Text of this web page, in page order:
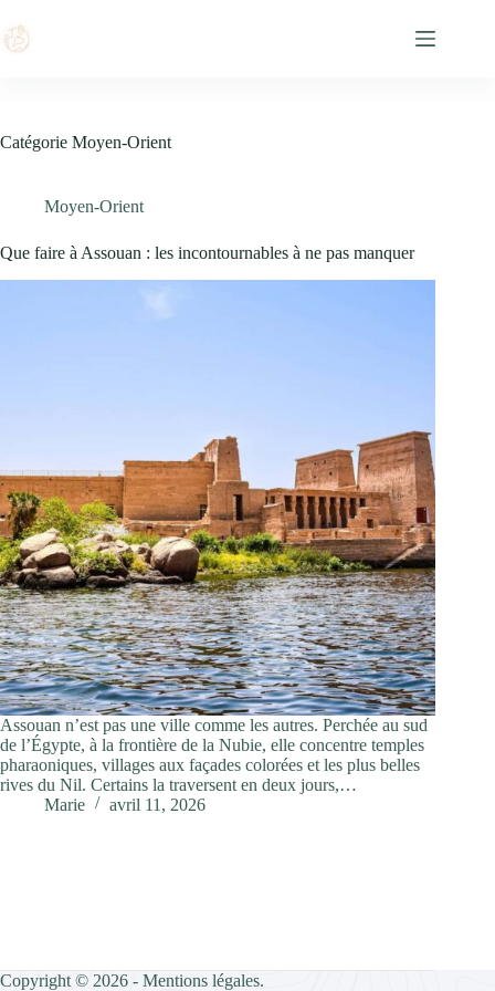
au
contenu
Catégorie Moyen-Orient
Moyen-Orient
Que faire à Assouan : les incontournables à ne pas manquer
Assouan n’est pas une ville comme les autres. Perchée au sud
de l’Égypte, à la frontière de la Nubie, elle concentre temples
pharaoniques, villages aux façades colorées et les plus belles
rives du Nil. Certains la traversent en deux jours,…
Marie
avril 11, 2026
Copyright © 2026 - Mentions légales.